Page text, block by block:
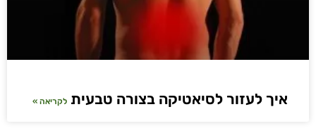
איך לעזור לסיאטיקה בצורה טבעית לקריאה »